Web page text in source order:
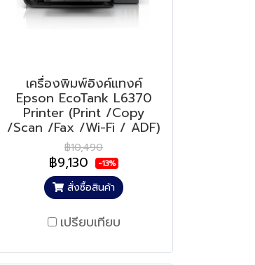
เครื่องพิมพ์อิงค์แทงค์
Epson EcoTank L6370
Printer (Print /Copy
/Scan /Fax /Wi-Fi / ADF)
฿10,490
฿9,130 -13%
สั่งซื้อสินค้า
เปรียบเทียบ